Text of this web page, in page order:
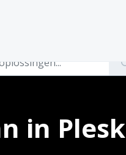
in Plesk